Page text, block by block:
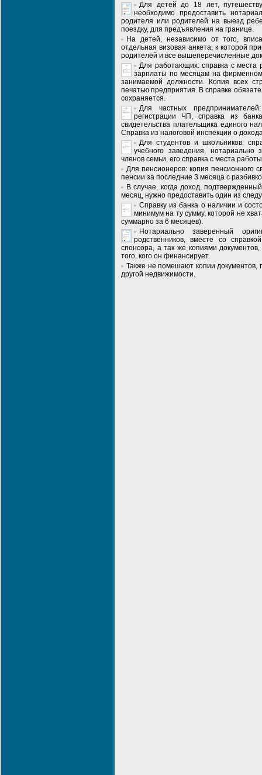
Для детей до 18 лет,
необходимо предоставить
родителя или родителей на выезд
поездку, для предъявления на границе.
На детей, независимо от того,
отдельная визовая анкета, к которой
родителей и все вышеперечисленные
Для работающих: справка с места
зарплаты по месяцам на
занимаемой должности. Копия всех
печатью предприятия. В справке
сохраняется.
Для частных
регистрации ЧП, справка из
свидетельства плательщика единого
Справка из налоговой инспекции о
Для студентов и школьников:
учебного заведения, нотариально
членов семьи, его справка с места
Для пенсионеров: копия пенсионного
пенсии за последние 3 месяца с
В случае, когда доход,
месяц, нужно предоставить один из
Справку из банка о наличии и
минимум на ту сумму, которой не
суммарно за 6 месяцев).
Нотариально заверенный
родственников, вместе со
спонсора, а так же копиями
того, кого он финансирует.
Также не помешают копии
другой недвижимости.